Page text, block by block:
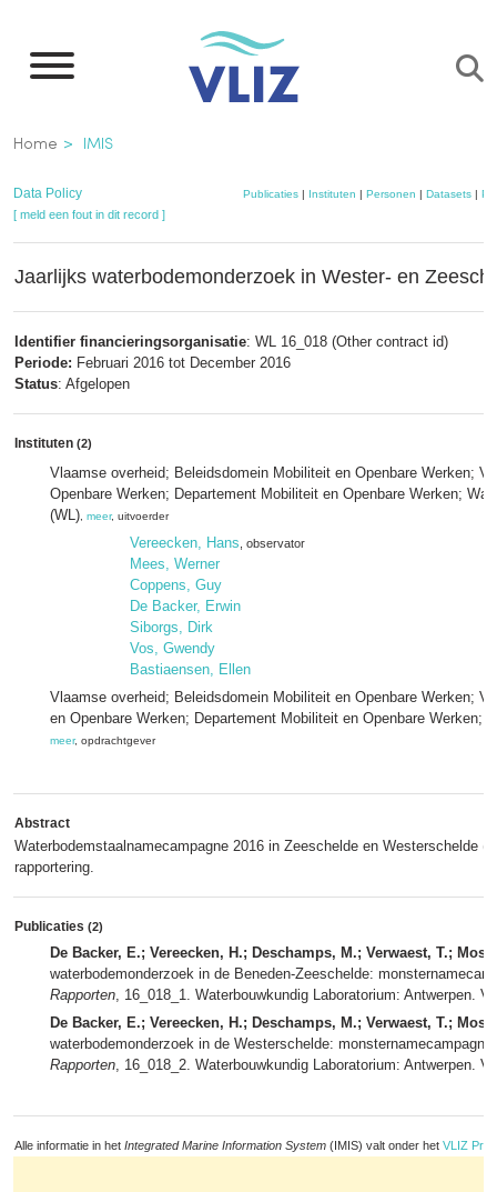
naar
inhoud
gaan
Kruimelpad
Home IMIS
Data Policy Publicaties| Instituten | Personen | Datasets|
[ meld een fout in dit record ]
Jaarlijks waterbodemonderzoek in Wester- en
Identifier financieringsorganisatie: WL 16_018 (Other contract id)
Periode: Februari 2016 tot December 2016
Status: Afgelopen
Instituten (2)
Vlaamse overheid; Beleidsdomein Mobiliteit en Openbare Werken;
Openbare Werken; Departement Mobiliteit en Openbare Werken;
(WL) meer, uitvoerder
Vereecken, Hans , observator
Mees, Werner
Coppens, Guy
De Backer, Erwin
Siborgs, Dirk
Vos, Gwendy
Bastiaensen, Ellen
Vlaamse overheid; Beleidsdomein Mobiliteit en Openbare Werken;
en Openbare Werken; Departement Mobiliteit en Openbare Werken;
meer, opdrachtgever
Abstract
Waterbodemstaalnamecampagne 2016 in Zeeschelde en Westerschelde
rapportering.
Publicaties (2)
De Backer, E.; Vereecken, H.; Deschamps, M.; Verwaest, T.;
waterbodemonderzoek in de Beneden‐Zeeschelde:
Rapporten, 16_018_1. Waterbouwkundig Laboratorium: Antwerpen.
De Backer, E.; Vereecken, H.; Deschamps, M.; Verwaest, T.;
waterbodemonderzoek in de Westerschelde:
Rapporten, 16_018_2. Waterbouwkundig Laboratorium: Antwerpen.
Alle informatie in het Integrated Marine Information System (IMIS) valt onder het VLIZ